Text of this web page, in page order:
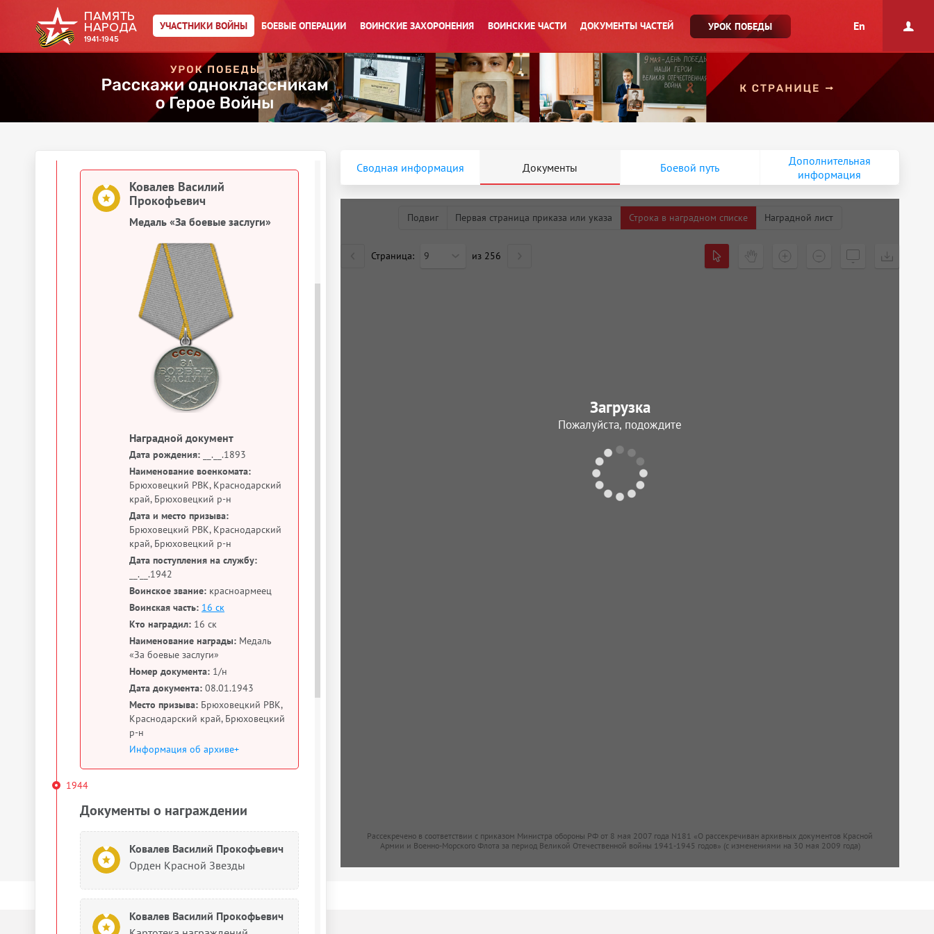
УЧАСТНИКИ ВОЙНЫ БОЕВЫЕ ОПЕРАЦИИ ВОИНСКИЕ ЗАХОРОНЕНИЯ ВОИНСКИЕ ЧАСТИ ДОКУМЕНТЫ ЧАСТЕЙ УРОК ПОБЕДЫ En
Упоминается в 11 документах:
Выберите документ ниже
1943
Ковалев Василий
Прокофьевич
Медаль «За боевые заслуги»
Наградной документ
Дата рождения: __.__.1893
Наименование военкомата:
Брюховецкий РВК, Краснодарский
край, Брюховецкий р-н
Дата и место призыва:
Брюховецкий РВК, Краснодарский
край, Брюховецкий р-н
Дата поступления на службу:
__.__.1942
Воинское звание: красноармеец
Воинская часть: 16 ск
Кто наградил: 16 ск
Наименование награды: Медаль
«За боевые заслуги»
Номер документа: 1/н
Дата документа: 08.01.1943
Место призыва: Брюховецкий РВК,
Краснодарский край, Брюховецкий
р-н
Информация об архиве+
1944
Документы о награждении
Ковалев Василий Прокофьевич
Орден Красной Звезды
Ковалев Василий Прокофьевич
Сводная информация Документы Боевой путь
Дополнительная
информация
Подвиг Первая страница приказа или указа Строка в наградном списке Наградной лист
Страница: 9 из 256
Рассекречено в соответствии с приказом Министра обороны РФ от 8 мая 2007 года N181 «О рассекречиван архивных документов Красной
Армии и Военно-Морского Флота за период Великой Отечественной войны 1941-1945 годов» (с изменениями на 30 мая 2009 года)
Загрузка
Пожалуйста, подождите